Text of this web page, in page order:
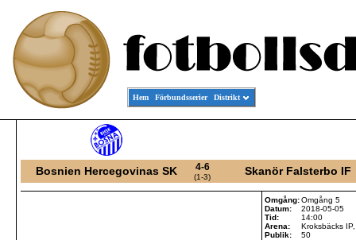
Hem Förbundsserier Distrikt
Bosnien Hercegovinas SK 4-6
(1-3) Skanör Falsterbo IF
Omgång:Omgång 5
Datum:
2018-05-05
Tid:
14:00
Arena:
Kroksbäcks
Publik:
50